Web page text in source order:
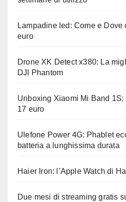
Lampadine led: Come e Dove
euro
Drone XK Detect x380: La
DJI Phantom
Unboxing Xiaomi Mi Band
17 euro
Ulefone Power 4G: Phablet
batteria a lunghissima durata
Haier Iron: l’Apple Watch di
Due mesi di streaming gratis